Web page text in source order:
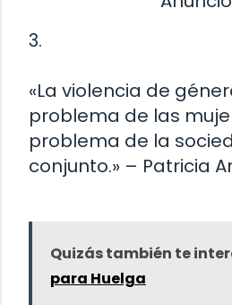
3.
«La violencia de
problema de las
problema de la
conjunto.» – Patricia
Quizás también te
para Huelga